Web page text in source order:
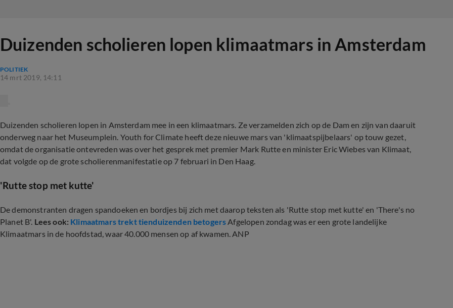
Duizenden scholieren lopen klimaatmars in Amsterdam
POLITIEK
14 mrt 2019, 14:11
Duizenden scholieren lopen in Amsterdam mee in een klimaatmars. Ze verzamelden zich op de Dam en zijn van daaruit
onderweg naar het Museumplein. Youth for Climate heeft deze nieuwe mars van 'klimaatspijbelaars' op touw gezet,
omdat de organisatie ontevreden was over het gesprek met premier Mark Rutte en minister Eric Wiebes van Klimaat,
dat volgde op de grote scholierenmanifestatie op 7 februari in Den Haag.
'Rutte stop met kutte'
De demonstranten dragen spandoeken en bordjes bij zich met daarop teksten als 'Rutte stop met kutte' en 'There's no
Planet B'. Lees ook: Klimaatmars trekt tienduizenden betogersAfgelopen zondag was er een grote landelijke
Klimaatmars in de hoofdstad, waar 40.000 mensen op af kwamen. ANP